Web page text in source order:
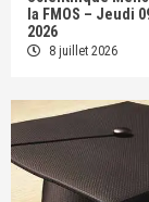
la FMOS – Jeudi
2026
8 juillet 2026